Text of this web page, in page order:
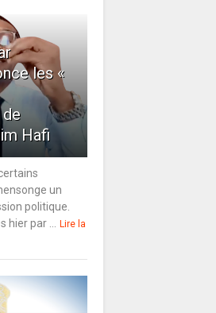
les «
Hafi
un
politique.
hier par ...
Lire la